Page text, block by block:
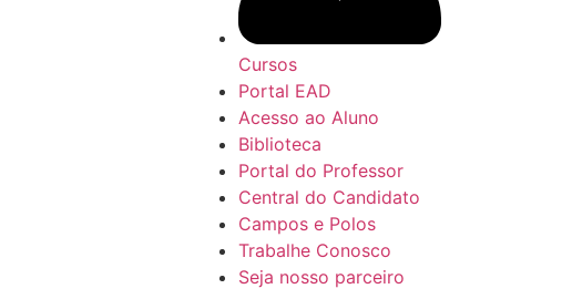
Cursos
Portal EAD
Acesso ao Aluno
Biblioteca
Portal do Professor
Central do Candidato
Campos e Polos
Trabalhe Conosco
Seja nosso parceiro